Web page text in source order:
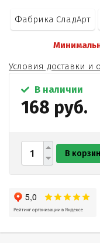
Фабрика СладАрт
Условия доставки и
В наличии
168 руб.
В